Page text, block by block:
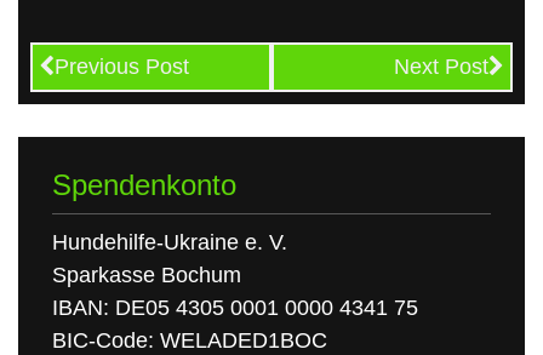
Previous Post Next Post
Spendenkonto
Hundehilfe-Ukraine e. V.
Sparkasse Bochum
IBAN: DE05 4305 0001 0000 4341 75
BIC-Code: WELADED1BOC